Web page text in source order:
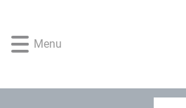
rapide
au
rapide
au
principal
rapide
recherche
rapide
au
de
Menu